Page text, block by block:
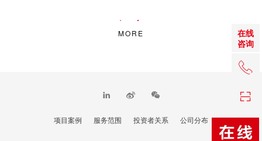
在线
咨询
+86
TOP
MORE
项目案例 服务范围 投资者关系 公司分布